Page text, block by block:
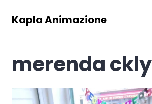
Kapla Animazione
merenda ckly